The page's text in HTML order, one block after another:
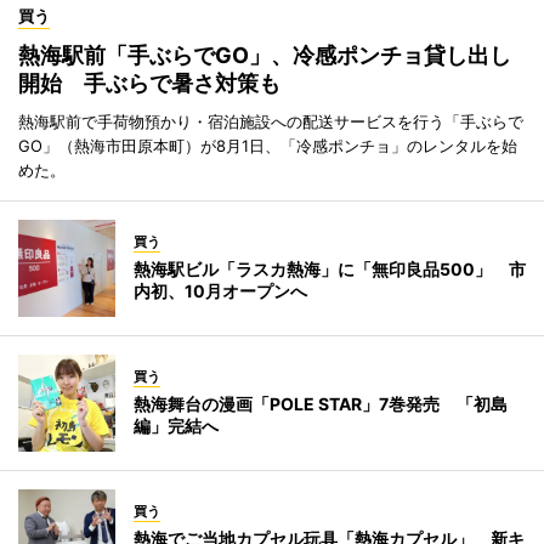
買う
熱海駅前「手ぶらでGO」、冷感ポンチョ貸し出し
開始 手ぶらで暑さ対策も
熱海駅前で手荷物預かり・宿泊施設への配送サービスを行う「手ぶらで
GO」（熱海市田原本町）が8月1日、「冷感ポンチョ」のレンタルを始
めた。
買う
熱海駅ビル「ラスカ熱海」に「無印良品500」 市
内初、10月オープンへ
買う
熱海舞台の漫画「POLE STAR」7巻発売 「初島
編」完結へ
買う
熱海でご当地カプセル玩具「熱海カプセル」 新キ